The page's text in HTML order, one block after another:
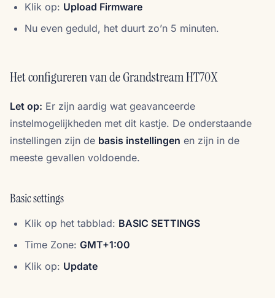
Klik op: Upload Firmware
Nu even geduld, het duurt zo’n 5 minuten.
Het configureren van de Grandstream HT70X
Let op: Er zijn aardig wat geavanceerde
instelmogelijkheden met dit kastje. De onderstaande
instellingen zijn de basis instellingen en zijn in de
meeste gevallen voldoende.
Basic settings
Klik op het tabblad: BASIC SETTINGS
Time Zone: GMT+1:00
Klik op: Update